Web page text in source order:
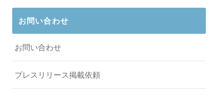
お問い合わせ
お問い合わせ
プレスリリース掲載依頼